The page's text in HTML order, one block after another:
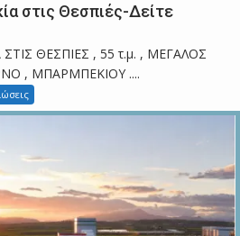
στις Θεσπιές-Δείτε
ΘΕΣΠΙΕΣ , 55 τ.μ. , ΜΕΓΑΛΟΣ
, ΜΠΑΡΜΠΕΚΙΟΥ ....